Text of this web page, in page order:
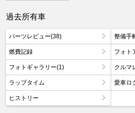
過去所有車
パーツレビュー(38) 整備手
燃費記録 フォト
フォトギャラリー(1) クルマ
ラップタイム 愛車ロ
ヒストリー